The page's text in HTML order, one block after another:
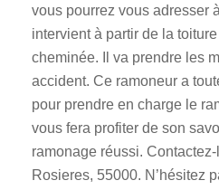
vous pourrez vous adresser
intervient à partir de la
cheminée. Il va prendre les
accident. Ce ramoneur a
pour prendre en charge le
vous fera profiter de son
ramonage réussi.
Rosieres, 55000. N’hésitez